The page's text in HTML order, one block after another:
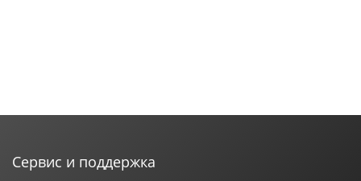
Сервис и поддержка